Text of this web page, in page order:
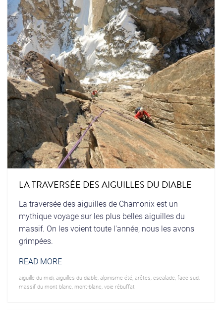
LA TRAVERSÉE DES AIGUILLES DU DIABLE
La traversée des aiguilles de Chamonix est un
mythique voyage sur les plus belles aiguilles du
massif. On les voient toute l'année, nous les avons
grimpées.
READ MORE
aiguille du midi, aiguilles du diable, alpinisme été, arêtes escalade, face sud,
massif du mont blanc mont-blanc voie rébuffat